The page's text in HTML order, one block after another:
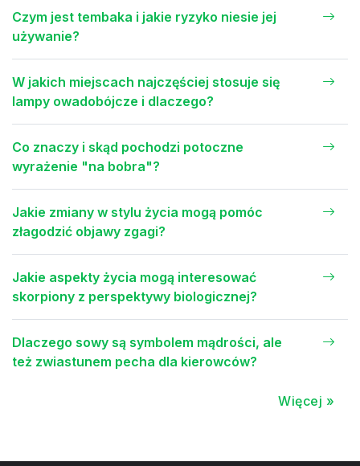
Czym jest tembaka i jakie ryzyko niesie jej
używanie?
W jakich miejscach najczęściej stosuje się
lampy owadobójcze i dlaczego?
Co znaczy i skąd pochodzi potoczne
wyrażenie "na bobra"?
Jakie zmiany w stylu życia mogą pomóc
złagodzić objawy zgagi?
Jakie aspekty życia mogą interesować
skorpiony z perspektywy biologicznej?
Dlaczego sowy są symbolem mądrości, ale
też zwiastunem pecha dla kierowców?
Więcej »